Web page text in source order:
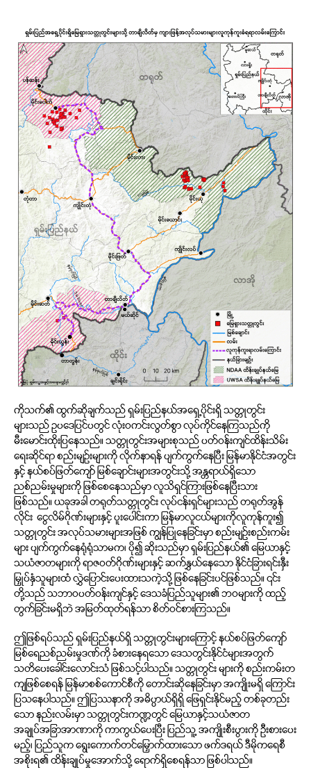
ကိုသက်၏ ထွက်ဆိုချက်သည် ရှမ်းပြည်နယ်အရှေ့ပိုင်းရှိ သတ္တုတွင်း
များသည် ဥပဒေပြင်ပတွင် လုံးဝကင်းလွတ်စွာ လုပ်ကိုင်နေကြသည်ကို
မီးမောင်းထိုးပြနေသည်။ သတ္တုတွင်းအများစုသည် ပတ်ဝန်းကျင်ထိန်းသိမ်း
ရေးဆိုင်ရာ စည်းမျဉ်းများကို လိုက်နာရန် ပျက်ကွက်နေပြီး မြန်မာနိုင်ငံအတွင်း
နှင့် နယ်စပ်ဖြတ်ကျော် မြစ်ချောင်းများအတွင်းသို့ အန္တရာယ်ရှိသော
ညစ်ညမ်းမှုများကို ဖြစ်စေနေသည်မှာ လူသိရှင်ကြားဖြစ်နေပြီးသား
ဖြစ်သည်။ ယခုအခါ တရုတ်သတ္တုတွင်း လုပ်ငန်းရှင်များသည် တရုတ်အွန်
လိုင်း ငွေလိမ်ဂိုဏ်းများနှင့် ပူးပေါင်းကာ မြန်မာလူငယ်များကိုလူကုန်ကူး၍
သတ္တုတွင်း အလုပ်သမားများအဖြစ် ကျွန်ပြုနေခြင်းမှာ စည်းမျဉ်းစည်းကမ်း
များ ပျက်ကွက်နေရုံရုံသာမက၊ ပို၍ ဆိုးသည်မှာ ရှမ်းပြည်နယ်၏ မြေယာနှင့်
သယံဇာတများကို ရာဇဝတ်ဂိုဏ်းများနှင့် ဆက်နွှယ်နေသော နိုင်ငံခြားရင်းနှီး
မြှုပ်နှံသူများထံ လွှဲပြောင်းပေးထားသကဲ့သို့ ဖြစ်နေခြင်းပင်ဖြစ်သည်။ ၎င်း
တို့သည် သဘာဝပတ်ဝန်းကျင်နှင့် ဒေသခံပြည်သူများ၏ ဘဝများကို ထည့်
တွက်ခြင်းမရှိဘဲ အမြတ်ထုတ်ရန်သာ စိတ်ဝင်စားကြသည်။
ဤဖြစ်ရပ်သည် ရှမ်းပြည်နယ်ရှိ သတ္တုတွင်းများကြောင့် နယ်စပ်ဖြတ်ကျော်
မြစ်ရေညစ်ညမ်းမှုဒဏ်ကို ခံစားနေရသော ဒေသတွင်းနိုင်ငံများအတွက်
သတိပေးခေါင်းလောင်းသံ ဖြစ်သင့်ပါသည်။ သတ္တုတွင်း များကို စည်းကမ်းတ
ကျဖြစ်စေရန် မြန်မာစစ်ကောင်စီကို တောင်းဆိုနေခြင်းမှာ အကျိုးမရှိ ကြောင်း
ပြသနေပါသည်။ ဤပြဿနာကို အဓိပ္ပာယ်ရှိရှိ ဖြေရှင်းနိုင်မည့် တစ်ခုတည်း
သော နည်းလမ်းမှာ သတ္တုတွင်းကဏ္ဍတွင် မြေယာနှင့်သယံဇာတ
အချုပ်အခြာအာဏာကို ကာကွယ်ပေးပြီး ပြည်သူ့ အကျိုးစီးပွားကို ဦးစားပေး
မည့်၊ ပြည်သူက ရွေးကောက်တင်မြှောက်ထားသော ဖက်ဒရယ် ဒီမိုကရေစီ
အစိုးရ၏ ထိန်းချုပ်မှုအောက်သို့ ရောက်ရှိစေရန်သာ ဖြစ်ပါသည်။